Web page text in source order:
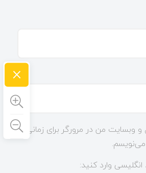
و وبسایت من در مرورگر برای زمانی
وارد کنید:
×